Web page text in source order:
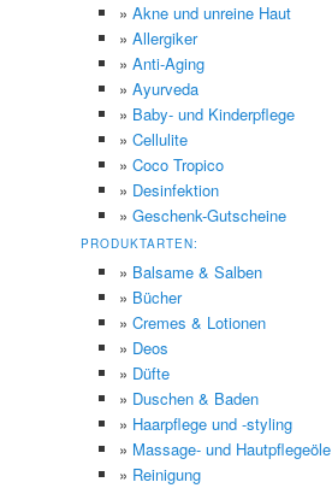
»Akne und unreine Haut
»Allergiker
»Anti-Aging
»Ayurveda
» Baby- und Kinderpflege
»Cellulite
»Coco Tropico
» Desinfektion
»Geschenk-Gutscheine
PRODUKTARTEN:
» Balsame & Salben
» Bücher
»Cremes & Lotionen
» Deos
» Düfte
» Duschen & Baden
» Haarpflege und -styling
» Massage- und Hautpflegeöle
» Reinigung